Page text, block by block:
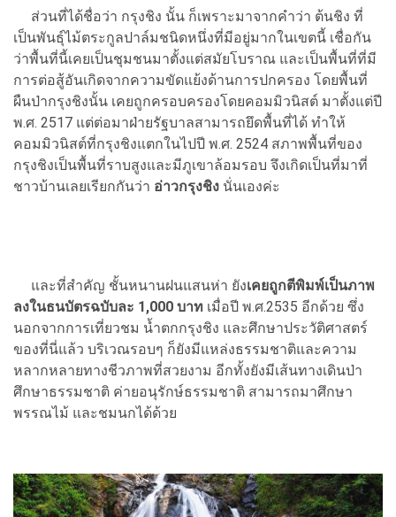
ส่วนที่ได้ชื่อว่า กรุงชิง นั้น ก็เพราะมาจากคำว่า ต้นชิง ที่
เป็นพันธุ์ไม้ตระกูลปาล์มชนิดหนึ่งที่มีอยู่มากในเขตนี้ เชื่อกัน
ว่าพื้นที่นี้เคยเป็นชุมชนมาตั้งแต่สมัยโบราณ และเป็นพื้นที่ที่มี
การต่อสู้อันเกิดจากความขัดแย้งด้านการปกครอง โดยพื้นที่
ผืนป่ากรุงชิงนั้น เคยถูกครอบครองโดยคอมมิวนิสต์ มาตั้งแต่ปี
พ.ศ. 2517 แต่ต่อมาฝ่ายรัฐบาลสามารถยึดพื้นที่ได้ ทำให้
คอมมิวนิสต์ที่กรุงชิงแตกในไปปี พ.ศ. 2524 สภาพพื้นที่ของ
กรุงชิงเป็นพื้นที่ราบสูงและมีภูเขาล้อมรอบ จึงเกิดเป็นที่มาที่
ชาวบ้านเลยเรียกกันว่า อ่าวกรุงชิง นั่นเองค่ะ
และที่สำคัญ ชั้นหนานฝนแสนห่า ยังเคยถูกตีพิมพ์เป็นภาพ
ลงในธนบัตรฉบับละ 1,000 บาท เมื่อปี พ.ศ.2535 อีกด้วย ซึ่ง
นอกจากการเที่ยวชม น้ำตกกรุงชิง และศึกษาประวัติศาสตร์
ของที่นี่แล้ว บริเวณรอบๆ ก็ยังมีแหล่งธรรมชาติและความ
หลากหลายทางชีวภาพที่สวยงาม อีกทั้งยังมีเส้นทางเดินป่า
ศึกษาธรรมชาติ ค่ายอนุรักษ์ธรรมชาติ สามารถมาศึกษา
พรรณไม้ และชมนกได้ด้วย